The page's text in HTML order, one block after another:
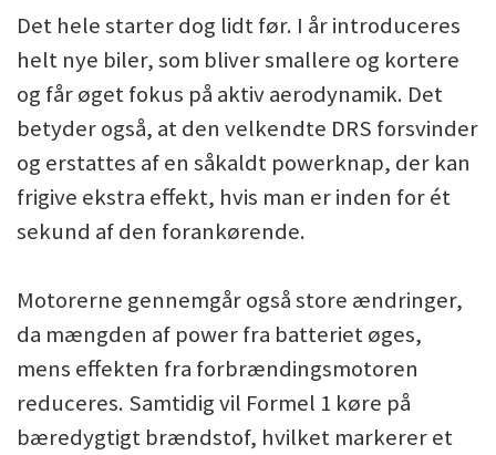
Det hele starter dog lidt før. I år introduceres
helt nye biler, som bliver smallere og kortere
og får øget fokus på aktiv aerodynamik. Det
betyder også, at den velkendte DRS forsvinder
og erstattes af en såkaldt powerknap, der kan
frigive ekstra effekt, hvis man er inden for ét
sekund af den forankørende.
Motorerne gennemgår også store ændringer,
da mængden af power fra batteriet øges,
mens effekten fra forbrændingsmotoren
reduceres. Samtidig vil Formel 1 køre på
bæredygtigt brændstof, hvilket markerer et